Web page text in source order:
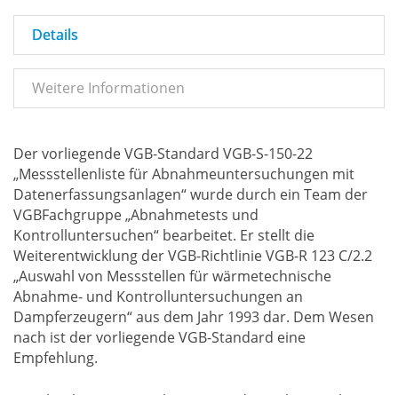
Details
Weitere Informationen
Der vorliegende VGB-Standard VGB-S-150-22
„Messstellenliste für Abnahmeuntersuchungen mit
Datenerfassungsanlagen“ wurde durch ein Team der
VGBFachgruppe „Abnahmetests und
Kontrolluntersuchen“ bearbeitet. Er stellt die
Weiterentwicklung der VGB-Richtlinie VGB-R 123 C/2.2
„Auswahl von Messstellen für wärmetechnische
Abnahme- und Kontrolluntersuchungen an
Dampferzeugern“ aus dem Jahr 1993 dar. Dem Wesen
nach ist der vorliegende VGB-Standard eine
Empfehlung.